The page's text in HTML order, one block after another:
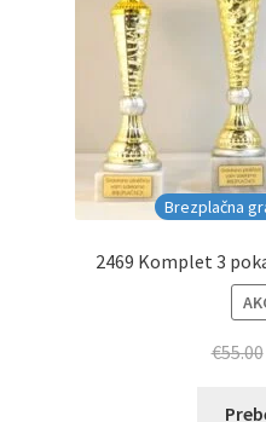
Brezplačna
2469 Komplet 3
€55.00